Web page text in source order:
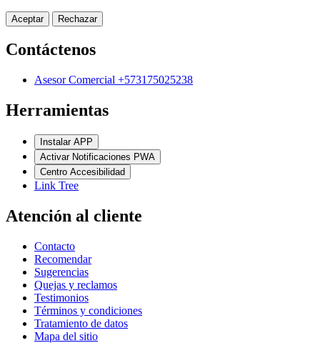
Aceptar Rechazar
Contáctenos
Asesor Comercial +573175025238
Herramientas
Instalar APP
Activar Notificaciones PWA
Centro Accesibilidad
Link Tree
Atención al cliente
Contacto
Recomendar
Sugerencias
Quejas y reclamos
Testimonios
Términos y condiciones
Tratamiento de datos
Mapa del sitio